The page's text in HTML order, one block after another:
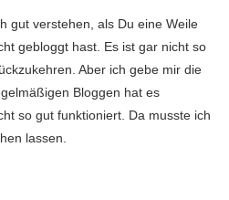
gut verstehen, als Du eine Weile
gebloggt hast. Es ist gar nicht so
Aber ich gebe mir die
Bloggen hat es
so gut funktioniert. Da musste ich
lassen.